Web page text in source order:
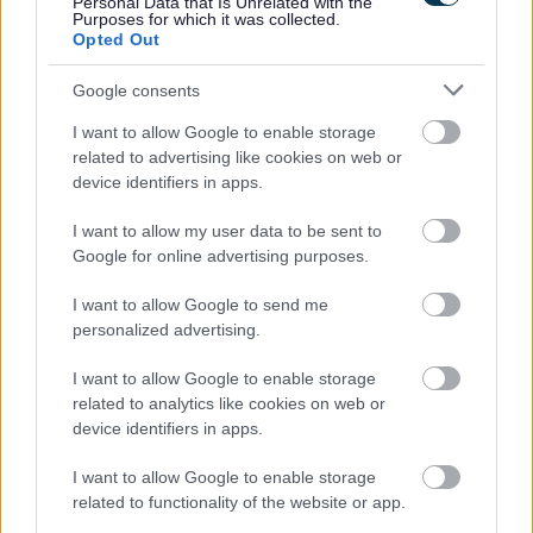
Purposes for which it was collected.
Opted Out
Google consents
I want to allow Google to enable storage
related to advertising like cookies on web or
device identifiers in apps.
I want to allow my user data to be sent to
Google for online advertising purposes.
I want to allow Google to send me
personalized advertising.
I want to allow Google to enable storage
related to analytics like cookies on web or
device identifiers in apps.
I want to allow Google to enable storage
related to functionality of the website or app.
Rhaid i blentyn sy’n gweithio am 4 awr gael seibiant o 1
awr o leiaf
Rhaid i blentyn gael o leiaf 2 wythnos olynol o wyliau yn y
Dim ond rhai o’r rheolau a’r rheoliadau sy’n ymwneud â
chyflogaeth plant yw’r uchod, ac rydych chi, fel cyflogwr, yn
gyfrifol am sicrhau eich bod yn gwbl ymwybodol o’r
Ddeddfwriaeth Cyflogaeth Plant a bod unrhyw blentyn yn eich
cyflogaeth yn cael ei gyflogi’n gyfreithlon.
Cyflogaeth Waharddedig i
Blant
Ni ellir cyflogi plentyn o unrhyw oedran
mewn sinema, theatr, disgo, neuadd ddawns neu glwb nos,
ac eithrio mewn cysylltiad â pherfformiad a roddir yn gyfan